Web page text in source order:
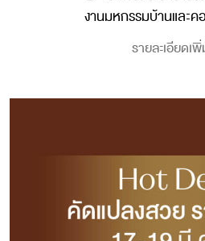
งานมหกรรมบ้านและค
รายละเอียดเ